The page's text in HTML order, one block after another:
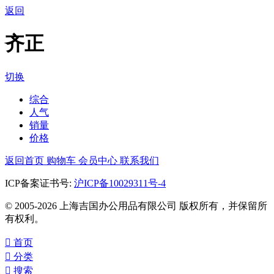
返回
齐正
切换
综合
人气
销量
价格
返回首页 购物车 会员中心 联系我们
ICP备案证书号: 沪ICP备10029311号-4
© 2005-2026 上海吉国办公用品有限公司 版权所有，并保留所
有权利。
 首页
 分类
 搜索